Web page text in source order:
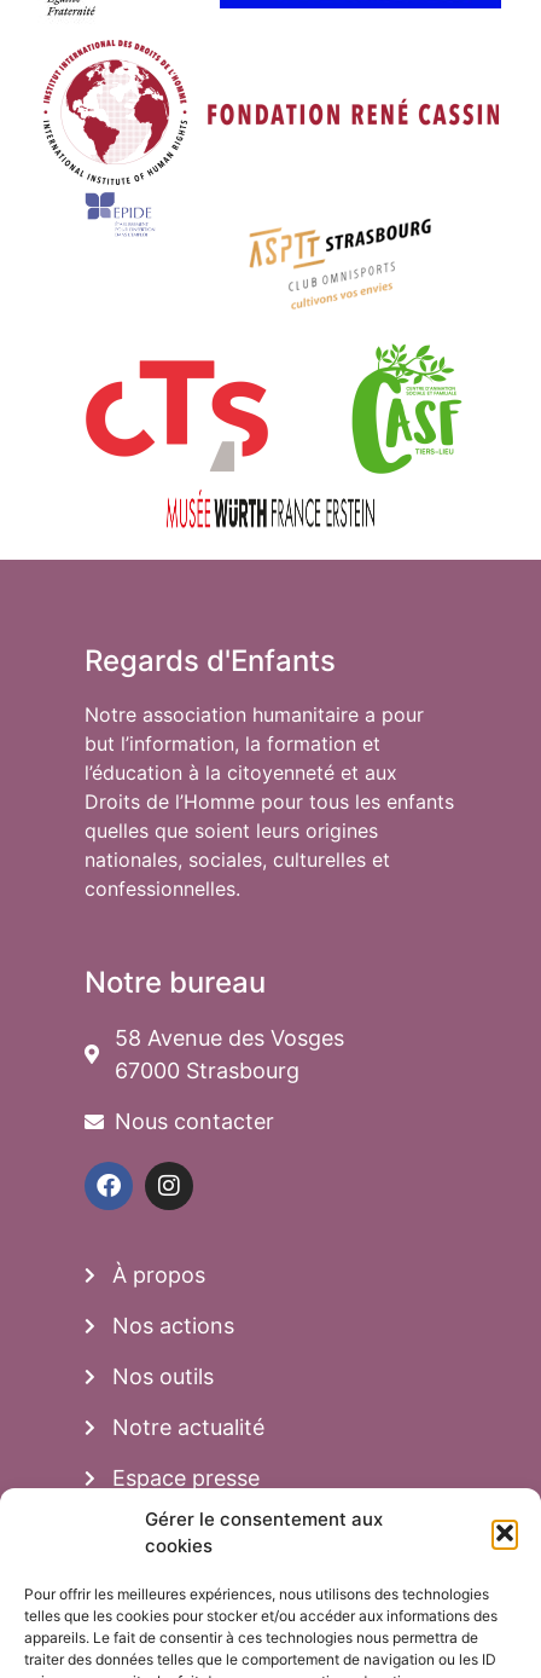
Gérer le consentement aux
cookies
Pour offrir les meilleures expériences, nous utilisons des technologies
telles que les cookies pour stocker et/ou accéder aux informations des
appareils. Le fait de consentir à ces technologies nous permettra de
traiter des données telles que le comportement de navigation ou les ID
Regards d'Enfants
Notre association humanitaire a pour
but l’information, la formation et
l’éducation à la citoyenneté et aux
Droits de l’Homme pour tous les enfants
quelles que soient leurs origines
nationales, sociales, culturelles et
confessionnelles.
Notre bureau
58 Avenue des Vosges
67000 Strasbourg
Nous contacter
À propos
Nos actions
Nos outils
Notre actualité
Espace presse
Aussi...
Adhésion
Faire un don